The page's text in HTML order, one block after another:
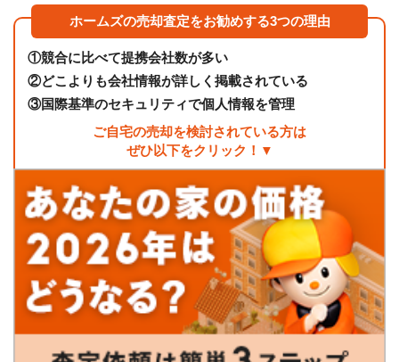
ホームズの売却査定をお勧めする3つの理由
①競合に比べて提携会社数が多い
②どこよりも会社情報が詳しく掲載されている
③国際基準のセキュリティで個人情報を管理
ご自宅の売却を検討されている方は
ぜひ以下をクリック！▼